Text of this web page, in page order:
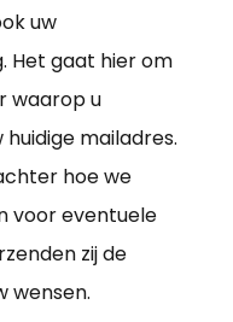
uw
Het gaat hier om
waarop u
mailadres.
hoe we
voor eventuele
zij de
wensen.